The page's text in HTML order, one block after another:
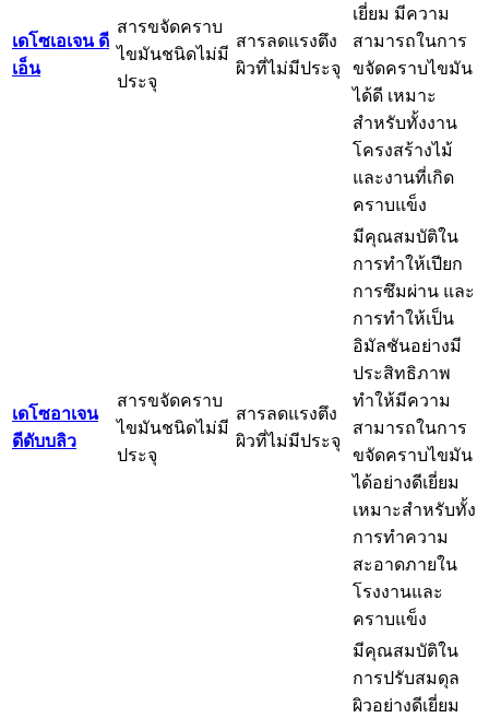
เดโซเอเจน ดี
เอ็น
สารขจัดคราบ
ไขมันชนิดไม่มี
ประจุ
สารลดแรงตึง
ผิวที่ไม่มีประจุ
เยี่ยม มีความ
สามารถในการ
ขจัดคราบไขมัน
ได้ดี เหมาะ
สำหรับทั้งงาน
โครงสร้างไม้
และงานที่เกิด
คราบแข็ง
เดโซอาเจน
ดีดับบลิว
สารขจัดคราบ
ไขมันชนิดไม่มี
ประจุ
สารลดแรงตึง
ผิวที่ไม่มีประจุ
มีคุณสมบัติใน
การทำให้เปียก
การซึมผ่าน และ
การทำให้เป็น
อิมัลชันอย่างมี
ประสิทธิภาพ
ทำให้มีความ
สามารถในการ
ขจัดคราบไขมัน
ได้อย่างดีเยี่ยม
เหมาะสำหรับทั้ง
การทำความ
สะอาดภายใน
โรงงานและ
คราบแข็ง
มีคุณสมบัติใน
การปรับสมดุล
ผิวอย่างดีเยี่ยม